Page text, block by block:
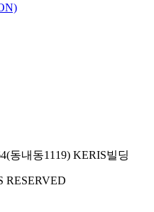
동내동1119) KERIS빌딩
RESERVED